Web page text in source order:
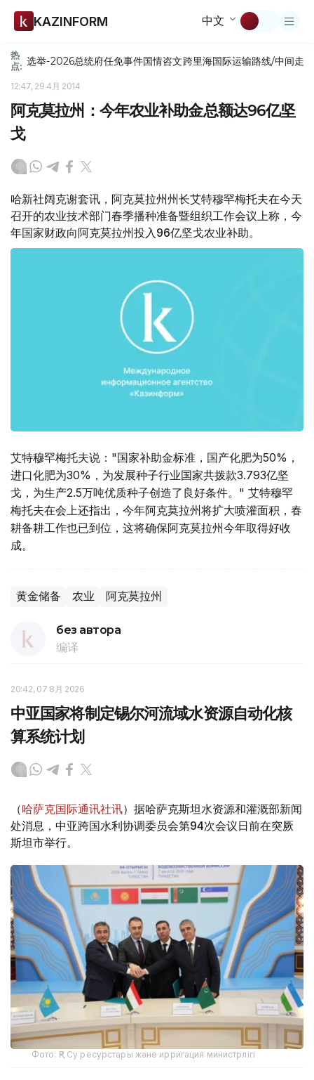
KAZINFORM 中文
热
点: 选举-2026总统府任免事件国情咨文跨里海国际运输路线/中间走廊
12:47, 29 4月 2014
阿克莫拉州：今年农业补助金总额达96亿坚
戈
哈新社阔克谢套讯，阿克莫拉州州长艾特穆罕梅托夫在今天
召开的农业技术部门春季播种准备暨组织工作会议上称，今
年国家财政向阿克莫拉州投入96亿坚戈农业补助。
艾特穆罕梅托夫说："国家补助金标准，国产化肥为50%，
进口化肥为30%，为发展种子行业国家共拨款3.793亿坚
戈，为生产2.5万吨优质种子创造了良好条件。" 艾特穆罕
梅托夫在会上还指出，今年阿克莫拉州将扩大喷灌面积，春
耕备耕工作也已到位，这将确保阿克莫拉州今年取得好收
成。
黄金储备 农业 阿克莫拉州
без автора
编译
20:42, 07 8月 2026
中亚国家将制定锡尔河流域水资源自动化核
算系统计划
（哈萨克国际通讯社讯）据哈萨克斯坦水资源和灌溉部新闻
处消息，中亚跨国水利协调委员会第94次会议日前在突厥
斯坦市举行。
Фото: ҚР Су ресурстары және ирригация министрлігі